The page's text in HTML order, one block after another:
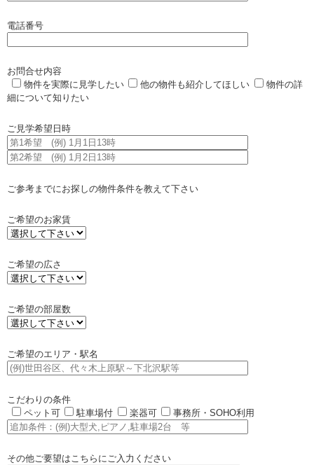
電話番号
お問合せ内容
物件を実際に見学したい
他の物件も紹介してほしい
物件の詳
細について知りたい
ご見学希望日時
ご参考までにお探しの物件条件を教えて下さい
ご希望のお家賃
ご希望の広さ
ご希望の部屋数
ご希望のエリア・駅名
こだわりの条件
ペット可
駐車場付 楽器可 事務所・SOHO利用
その他ご要望はこちらにご入力ください